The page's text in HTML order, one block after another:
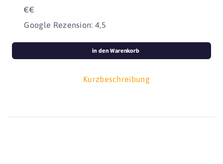
€€
Google Rezension: 4,5
Kurzbeschreibung
in den Warenkorb